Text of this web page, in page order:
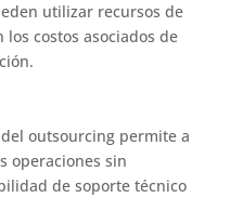
utilizar recursos de
costos asociados de
outsourcing permite a
operaciones sin
de soporte técnico